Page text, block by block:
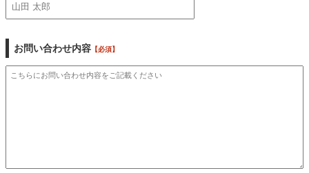
お問い合わせ内容 【必須】